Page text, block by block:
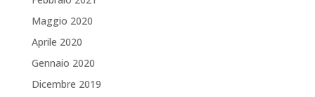
Maggio 2020
Aprile 2020
Gennaio 2020
Dicembre 2019